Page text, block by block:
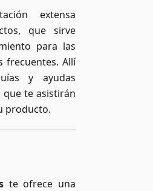
extensa
que sirve
para las
frecuentes. Allí
y ayudas
te asistirán
producto.
te ofrece una